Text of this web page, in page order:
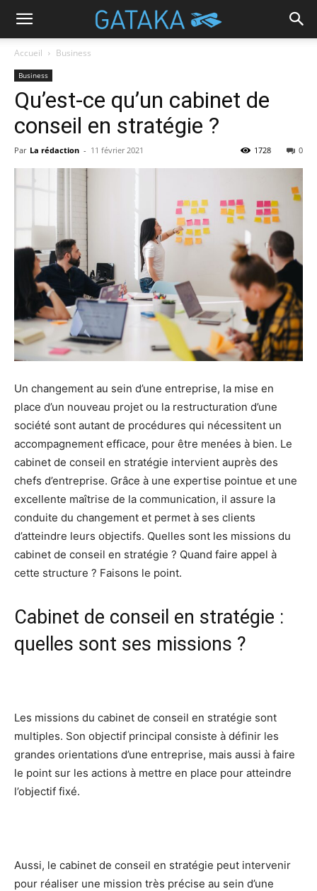
Accueil Business
Business
Qu’est-ce qu’un cabinet de
conseil en stratégie ?
Par La rédaction - 11 février 2021 0
1728
Un changement au sein d’une entreprise, la mise en
place d’un nouveau projet ou la restructuration d’une
société sont autant de procédures qui nécessitent un
accompagnement efficace, pour être menées à bien. Le
cabinet de conseil en stratégie intervient auprès des
chefs d’entreprise. Grâce à une expertise pointue et une
excellente maîtrise de la communication, il assure la
conduite du changement et permet à ses clients
d’atteindre leurs objectifs. Quelles sont les missions du
cabinet de conseil en stratégie ? Quand faire appel à
cette structure ? Faisons le point.
Cabinet de conseil en stratégie :
quelles sont ses missions ?
Les missions du cabinet de conseil en stratégie sont
multiples. Son objectif principal consiste à définir les
grandes orientations d’une entreprise, mais aussi à faire
le point sur les actions à mettre en place pour atteindre
l’objectif fixé.
Aussi, le cabinet de conseil en stratégie peut intervenir
pour réaliser une mission très précise au sein d’une